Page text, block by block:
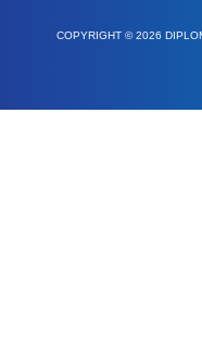
COPYRIGHT © 2026